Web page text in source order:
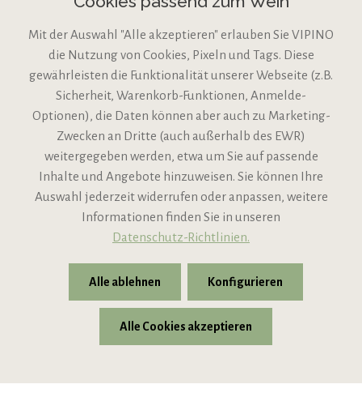
VIPINO Service
Informationen
Support
* Alle Preise inkl. gesetzl. Mehrwertsteuer zzgl.Versandkosten
Mit der Auswahl "Alle akzeptieren" erlauben Sie VIPINO
die Nutzung von Cookies, Pixeln und Tags. Diese
gewährleisten die Funktionalität unserer Webseite (z.B.
Sicherheit, Warenkorb-Funktionen, Anmelde-
Optionen), die Daten können aber auch zu Marketing-
Zwecken an Dritte (auch außerhalb des EWR)
weitergegeben werden, etwa um Sie auf passende
Inhalte und Angebote hinzuweisen. Sie können Ihre
Auswahl jederzeit widerrufen oder anpassen, weitere
Informationen finden Sie in unseren
Datenschutz-Richtlinien.
Alle ablehnen Konfigurieren
Alle Cookies akzeptieren